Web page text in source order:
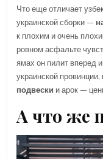
Что еще отличает
украинской сборки —
к плохим и очень
ровном асфальте
ямах он пилит вперед
украинской
подвески и арок —
А что же